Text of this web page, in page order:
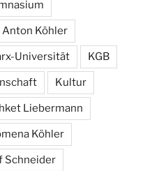
Anton Köhler
Universität KGB
Kultur
Liebermann
Köhler
Schneider